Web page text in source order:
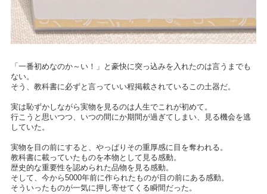
「一番初めなのか～い！」と豪快に突っ込みを入れたのは言うまでも
ない。
そう、教科書に必ずと言っていい程掲載されているこの土器だ。
実は恥ずかしながら実物を見るのは人生でこれが初めて。
行こうと思いつつ、いつの間にか期間が過ぎてしまい、見る機会を逃
していた。
実物を目の前にすると、やっぱりその重厚感に目を奪われる。
教科書に載っていたものを本物として見る感動。
歴史的な重要性を認められた品物を見る感動。
そして、今から5000年前に作られたものが目の前にある感動。
そういったものが一気に押し寄せてくる瞬間だった。